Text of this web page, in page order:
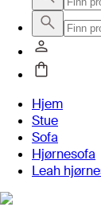
Hjem
Stue
Sofa
Hjørnesofa
Leah